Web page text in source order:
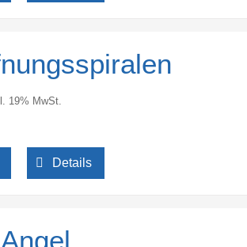
19% MwSt.
Details